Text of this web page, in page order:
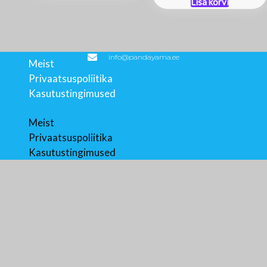
oli:
on:
info@pandayama.ee
Meist
Privaatsuspoliitika
Kasutustingimused
Meist
Privaatsuspoliitika
Kasutustingimused